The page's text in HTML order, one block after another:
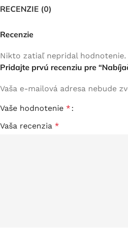
RECENZIE (0)
Recenzie
Nikto zatiaľ nepridal hodnotenie.
Pridajte prvú recenziu pre
Vaša e-mailová adresa nebude
Vaše hodnotenie *
Vaša recenzia *